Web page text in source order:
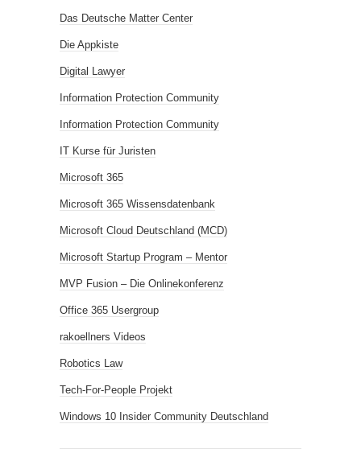
Das Deutsche Matter Center
Die Appkiste
Digital Lawyer
Information Protection Community
Information Protection Community
IT Kurse für Juristen
Microsoft 365
Microsoft 365 Wissensdatenbank
Microsoft Cloud Deutschland (MCD)
Microsoft Startup Program – Mentor
MVP Fusion – Die Onlinekonferenz
Office 365 Usergroup
rakoellners Videos
Robotics Law
Tech-For-People Projekt
Windows 10 Insider Community Deutschland